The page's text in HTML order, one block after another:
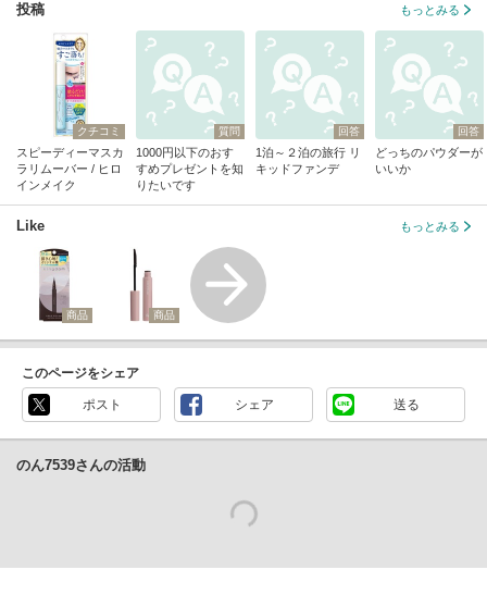
投稿 もっとみる
クチコミ
スピーディーマスカ
ラリムーバー / ヒロ
インメイク
質問
1000円以下のおす
すめプレゼントを知
りたいです
回答
1泊～２泊の旅行 リ
キッドファンデ
回答
どっちのパウダーが
いいか
Like もっとみる
商品 商品
このページをシェア
ポスト シェア 送る
のん7539さんの活動